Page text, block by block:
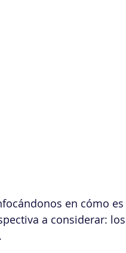
en cómo es
a considerar: